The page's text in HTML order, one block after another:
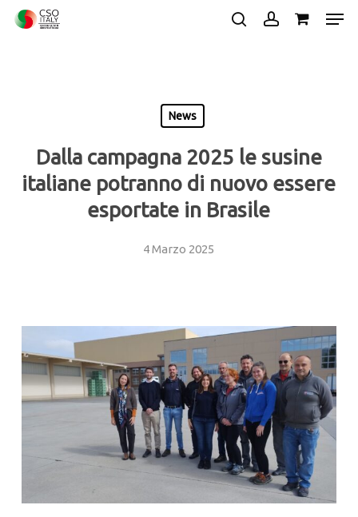
Skip
News
Dalla campagna 2025 le susine
italiane potranno di nuovo essere
esportate in Brasile
4 Marzo 2025